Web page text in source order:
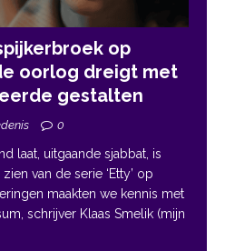
op
oorlog dreigt met
gestalten
0
laat, uitgaande sjabbat, is
van de serie ‘Etty’ op
maakten we kennis met
schrijver Klaas Smelik (mijn